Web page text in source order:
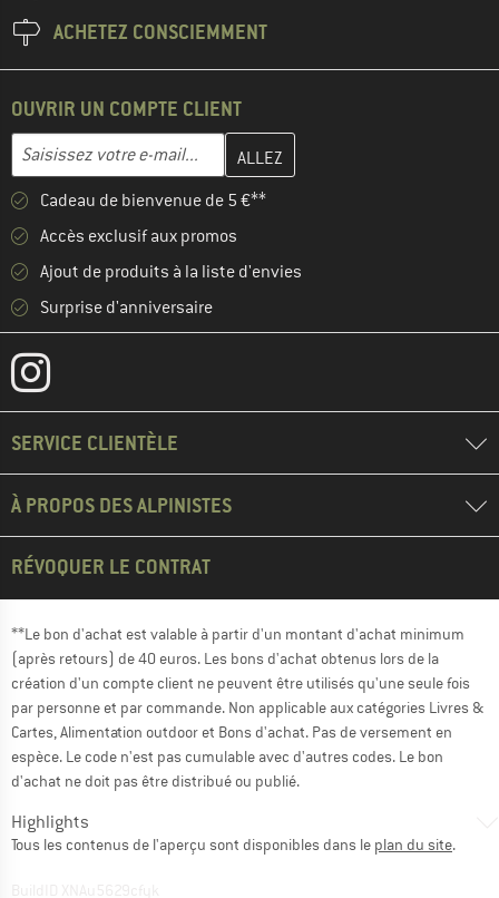
ACHETEZ CONSCIEMMENT
OUVRIR UN COMPTE CLIENT
Adresse e-mail
Entrez votre adresse e-mail ici et créez votre compte client à la
Cadeau de bienvenue de 5 €**
Accès exclusif aux promos
Ajout de produits à la liste d'envies
Surprise d'anniversaire
SERVICE CLIENTÈLE
À PROPOS DES ALPINISTES
RÉVOQUER LE CONTRAT
**Le bon d'achat est valable à partir d'un montant d'achat minimum
(après retours) de 40 euros. Les bons d'achat obtenus lors de la
création d'un compte client ne peuvent être utilisés qu'une seule fois
par personne et par commande. Non applicable aux catégories Livres &
Cartes, Alimentation outdoor et Bons d'achat. Pas de versement en
espèce. Le code n'est pas cumulable avec d'autres codes. Le bon
d'achat ne doit pas être distribué ou publié.
Highlights
Tous les contenus de l'aperçu sont disponibles dans le plan du site.